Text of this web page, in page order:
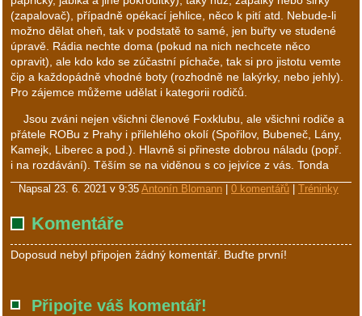
(zapalovač), případně opékací jehlice, něco k pití atd. Nebude-li
možno dělat oheň, tak v podstatě to samé, jen buřty ve studené
úpravě. Rádia nechte doma (pokud na nich nechcete něco
opravit), ale kdo kdo se zúčastní píchače, tak si pro jistotu vemte
čip a každopádně vhodné boty (rozhodně ne lakýrky, nebo jehly).
Pro zájemce můžeme udělat i kategorii rodičů.
Jsou zváni nejen všichni členové Foxklubu, ale všichni rodiče a
přátele ROBu z Prahy i přilehlého okolí (Spořilov, Bubeneč, Lány,
Kamejk, Liberec a pod.). Hlavně si přineste dobrou náladu (popř.
i na rozdávání). Těším se na viděnou s co jejvíce z vás. Tonda
Napsal 23. 6. 2021 v 9:35 Antonín Blomann 0 komentářů Tréninky
Komentáře
Doposud nebyl připojen žádný komentář. Buďte první!
Připojte váš komentář!